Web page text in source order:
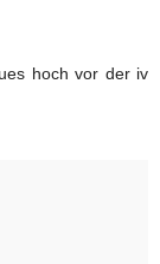
hoch vor der iv